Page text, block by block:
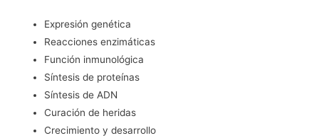
Expresión genética
Reacciones enzimáticas
Función inmunológica
Síntesis de proteínas
Síntesis de ADN
Curación de heridas
Crecimiento y desarrollo